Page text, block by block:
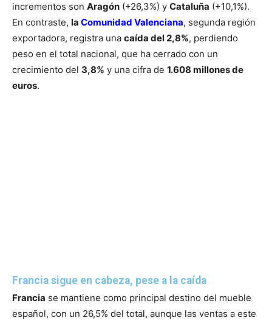
incrementos son Aragón (+26,3%) y Cataluña (+10,1%).
En contraste, la Comunidad Valenciana, segunda región
exportadora, registra una caída del 2,8%, perdiendo
peso en el total nacional, que ha cerrado con un
crecimiento del 3,8% y una cifra de 1.608 millones de
euros.
Francia sigue en cabeza, pese a la caída
Francia se mantiene como principal destino del mueble
español, con un 26,5% del total, aunque las ventas a este